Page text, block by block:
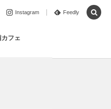
Instagram Feedly
フェ